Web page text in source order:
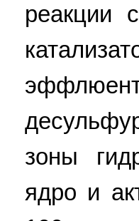
реакции
зоны
ядро и